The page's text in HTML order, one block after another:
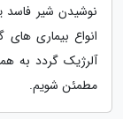
نوشیدن شیر فاسد
انواع بیماری
آلرژیک گردد به
مطمئن شویم.